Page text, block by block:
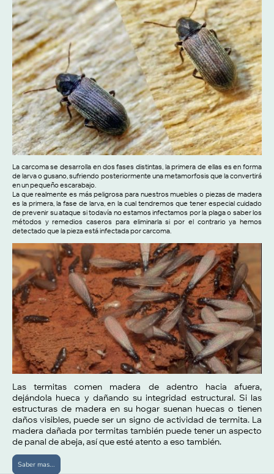
La carcoma se desarrolla en dos fases distintas, la primera de ellas es en forma
de larva o gusano, sufriendo posteriormente una metamorfosis que la convertirá
en un pequeño escarabajo.
La que realmente es más peligrosa para nuestros muebles o piezas de madera
es la primera, la fase de larva, en la cual tendremos que tener especial cuidado
de prevenir su ataque si todavía no estamos infectamos por la plaga o saber los
métodos y remedios caseros para eliminarla si por el contrario ya hemos
detectado que la pieza está infectada por carcoma.
Las termitas comen madera de adentro hacia afuera,
dejándola hueca y dañando su integridad estructural. Si las
estructuras de madera en su hogar suenan huecas o tienen
daños visibles, puede ser un signo de actividad de termita. La
madera dañada por termitas también puede tener un aspecto
de panal de abeja, así que esté atento a eso también.
Saber mas...